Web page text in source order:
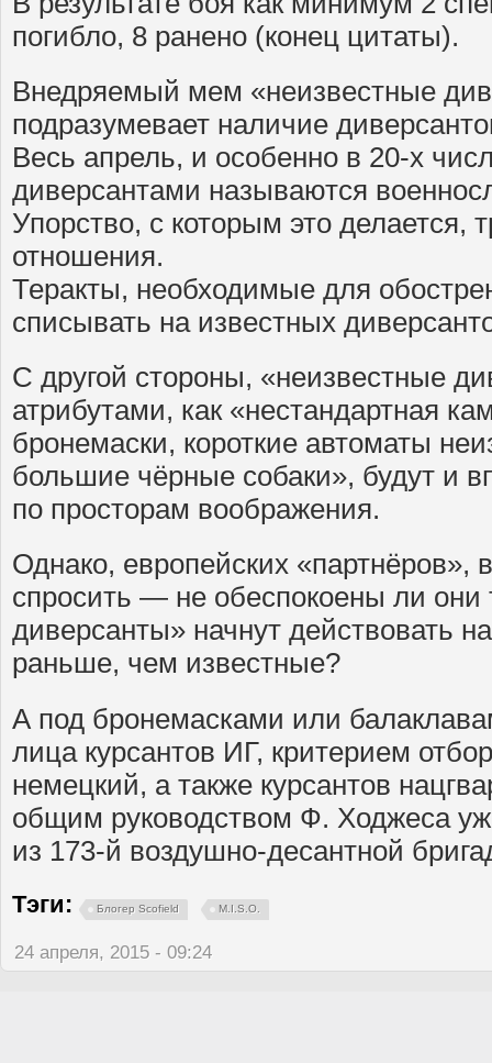
погибло, 8 ранено (конец цитаты).
Внедряемый мем «неизвестные
подразумевает наличие
Весь апрель, и особенно в 20-х
диверсантами называются
Упорство, с которым это делается,
отношения.
Теракты, необходимые для
списывать на известных
С другой стороны, «неизвестные
атрибутами, как «нестандартная
бронемаски, короткие автоматы
большие чёрные собаки», будут и
по просторам воображения.
Однако, европейских «партнёров»,
спросить — не обеспокоены ли они
диверсанты» начнут действовать
раньше, чем известные?
А под бронемасками или
лица курсантов ИГ, критерием
немецкий, а также курсантов
общим руководством Ф. Ходжеса
из 173-й воздушно-десантной
Тэги: Блогер Scofield M.I.S.O.
24 апреля, 2015 - 09:24